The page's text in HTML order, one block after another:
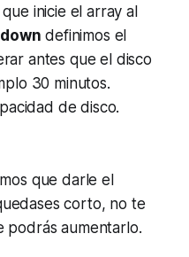
inicie el array al
definimos el
antes que el disco
30 minutos.
de disco.
que darle el
corto, no te
podrás aumentarlo.